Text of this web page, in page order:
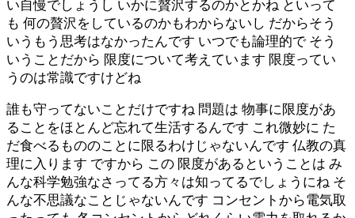
い自慢でしょうし いかに贅沢するのかとかね といって
も 何の贅沢をしているのかもわからないし だからそう
いうもう思考はなかったんです いつでも論理的で そう
いうことだから 限度について考えています 限度ってい
うのは常識ですけどね
誰も守ってないことだけですね 問題は 物事に限度があ
ることをほとんど忘れて生活するんです これ微妙に た
だ食べるもののことに限るわけじゃないんです 仏教の真
理に入ります ですから この 限度があるということは み
んな科学勉強なさってる方々は知ってるでしょうにね そ
んな不思議なことじゃないんです コンセントから電気取